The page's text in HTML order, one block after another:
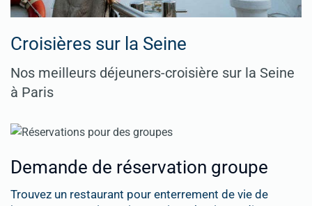
Croisières sur la Seine
Nos meilleurs déjeuners-croisière sur la Seine
à Paris
Demande de réservation groupe
Trouvez un restaurant pour enterrement de vie de